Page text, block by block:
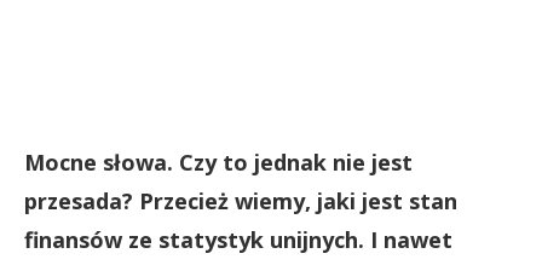
Mocne słowa. Czy to jednak nie jest
przesada? Przecież wiemy, jaki jest stan
finansów ze statystyk unijnych. I nawet